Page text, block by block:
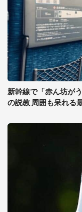
新幹線で「赤ん坊が
の説教 周囲も呆れる